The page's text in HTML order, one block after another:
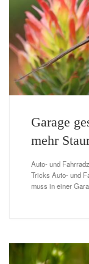
Garage
mehr
Auto- und
Tricks Auto- und
muss in einer